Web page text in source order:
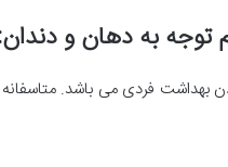
به دهان و دندان:
بهداشت فردی می باشد.